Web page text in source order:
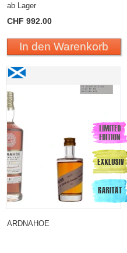
ab Lager
CHF 992.00
In den Warenkorb
ARDNAHOE